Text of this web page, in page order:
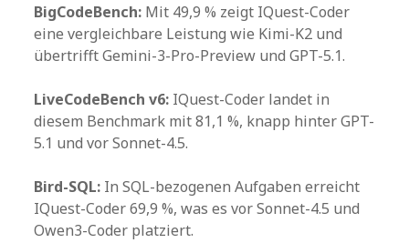
BigCodeBench: Mit 49,9 % zeigt IQuest-Coder
eine vergleichbare Leistung wie Kimi-K2 und
übertrifft Gemini-3-Pro-Preview und GPT-5.1.
LiveCodeBench v6: IQuest-Coder landet in
diesem Benchmark mit 81,1 %, knapp hinter GPT-
5.1 und vor Sonnet-4.5.
Bird-SQL: In SQL-bezogenen Aufgaben erreicht
IQuest-Coder 69,9 %, was es vor Sonnet-4.5 und
Owen3-Coder platziert.